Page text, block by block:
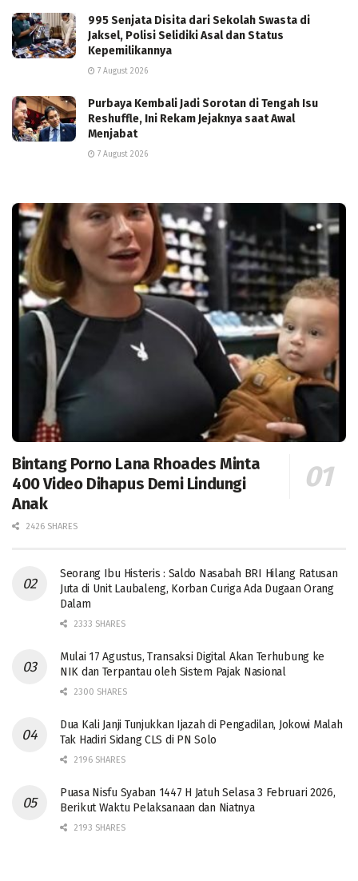
995 Senjata Disita dari Sekolah Swasta di
Jaksel, Polisi Selidiki Asal dan Status
Kepemilikannya
7 August 2026
Purbaya Kembali Jadi Sorotan di Tengah Isu
Reshuffle, Ini Rekam Jejaknya saat Awal
Menjabat
7 August 2026
Bintang Porno Lana Rhoades Minta
400 Video Dihapus Demi Lindungi
Anak
2426 SHARES
Seorang Ibu Histeris : Saldo Nasabah BRI Hilang Ratusan
Juta di Unit Laubaleng, Korban Curiga Ada Dugaan Orang
Dalam
2333 SHARES
Mulai 17 Agustus, Transaksi Digital Akan Terhubung ke
NIK dan Terpantau oleh Sistem Pajak Nasional
2300 SHARES
Dua Kali Janji Tunjukkan Ijazah di Pengadilan, Jokowi Malah
Tak Hadiri Sidang CLS di PN Solo
2196 SHARES
Puasa Nisfu Syaban 1447 H Jatuh Selasa 3 Februari 2026,
Berikut Waktu Pelaksanaan dan Niatnya
2193 SHARES